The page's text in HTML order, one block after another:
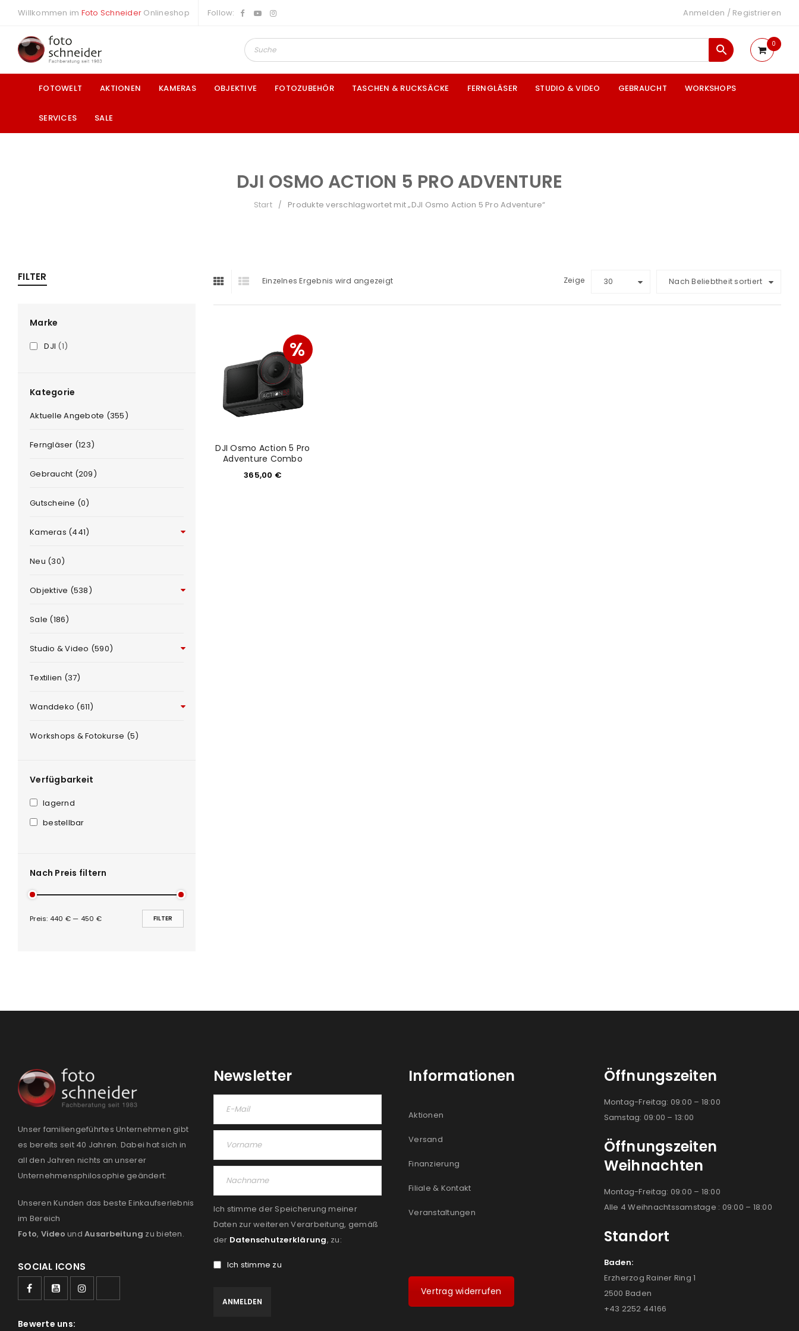
Passwort
Willkommen im Foto Schneider Onlineshop Follow: Anmelden / Registrieren
0
FOTOWELT AKTIONEN KAMERAS OBJEKTIVE FOTOZUBEHÖR TASCHEN & RUCKSÄCKE FERNGLÄSER STUDIO & VIDEO GEBRAUCHT WORKSHOPS
SERVICES SALE
DJI OSMO ACTION 5 PRO ADVENTURE
Start / Produkte verschlagwortet mit „DJI Osmo Action 5 Pro Adventure“
FILTER
Marke
DJI (1)
Kategorie
Aktuelle Angebote (355)
Ferngläser (123)
Gebraucht (209)
Gutscheine (0)
Kameras (441)
Neu (30)
Objektive (538)
Sale (186)
Studio & Video (590)
Textilien (37)
Wanddeko (611)
Workshops & Fotokurse (5)
Verfügbarkeit
lagernd
bestellbar
Nach Preis filtern
FILTER
Preis: 440 €— 450 €
Einzelnes Ergebnis wird angezeigt Nach Beliebtheit sortiert
Zeige 30
%
DJI Osmo Action 5 Pro
Adventure Combo
365,00 €
Unser familiengeführtes Unternehmen gibt
es bereits seit 40 Jahren. Dabei hat sich in
all den Jahren nichts an unserer
Unternehmensphilosophie geändert:
Unseren Kunden das beste Einkaufserlebnis
im Bereich
Foto, Video und Ausarbeitung zu bieten.
SOCIAL ICONS
Bewerte uns:
Newsletter
Ich stimme der Speicherung meiner
Daten zur weiteren Verarbeitung, gemäß
der Datenschutzerklärung, zu:
Ich stimme zu
Informationen
Aktionen
Versand
Finanzierung
Filiale & Kontakt
Veranstaltungen
Vertrag widerrufen
Öffnungszeiten
Montag-Freitag: 09:00 – 18:00
Samstag: 09:00 – 13:00
Öffnungszeiten
Weihnachten
Montag-Freitag: 09:00 – 18:00
Alle 4 Weihnachtssamstage : 09:00 – 18:00
Standort
Baden:
Erzherzog Rainer Ring 1
2500 Baden
+43 2252 44166